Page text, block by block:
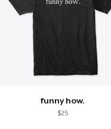
funny how.
$25